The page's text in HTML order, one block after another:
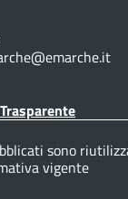
sono
vigente